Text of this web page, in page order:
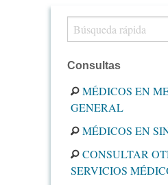
Consultas
MÉDICOS EN
GENERAL
MÉDICOS EN
CONSULTAR
SERVICIOS